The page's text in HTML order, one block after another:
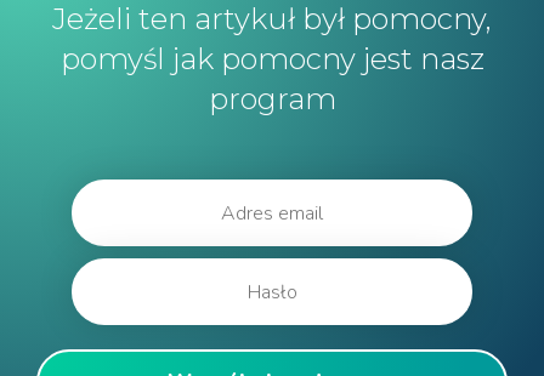
Jeżeli ten artykuł był pomocny,
pomyśl jak pomocny jest nasz
program